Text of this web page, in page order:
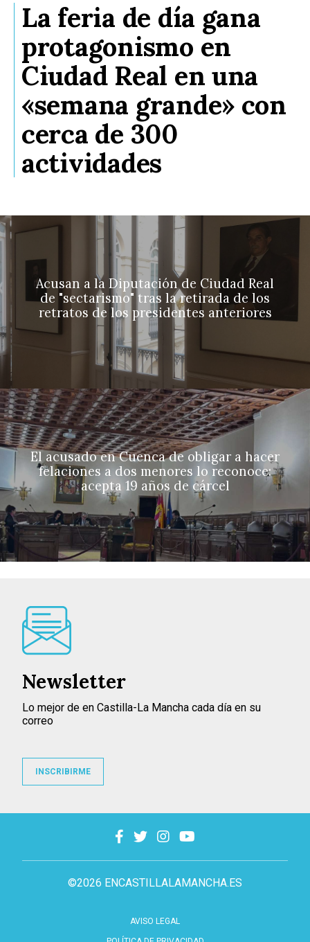
La feria de día gana
protagonismo en
Ciudad Real en una
«semana grande» con
cerca de 300
actividades
Acusan a la Diputación de Ciudad Real
de "sectarismo" tras la retirada de los
retratos de los presidentes anteriores
El acusado en Cuenca de obligar a hacer
felaciones a dos menores lo reconoce:
acepta 19 años de cárcel
©2026 ENCASTILLALAMANCHA.ES
AVISO LEGAL
Newsletter
Lo mejor de en Castilla-La Mancha cada día en su
correo
INSCRIBIRME